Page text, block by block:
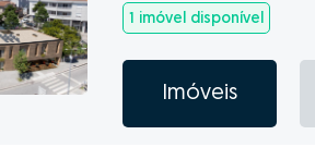
1 imóvel disponível
Imóveis